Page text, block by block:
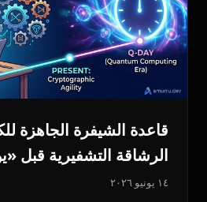
قاعدة الشيفرة الجاهزة
الرشاقة التشفيرية قبل
١٤ يونيو ٢٠٢٦